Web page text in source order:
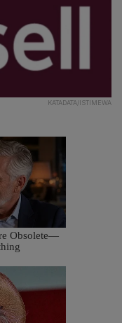
KATADATA/ISTIMEWA